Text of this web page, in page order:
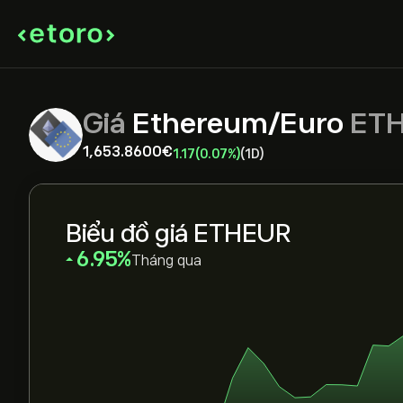
Giá Ethereum/Euro
1,653.8600‎€‎1.17(0.07%)(1D)
Biểu đồ giá ETHEUR
‎6.95‎ Tháng qua